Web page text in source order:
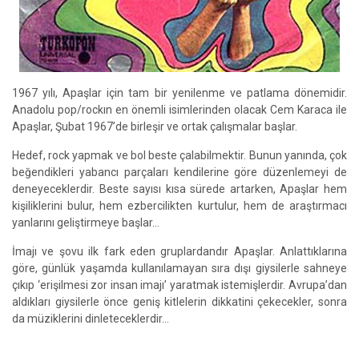
1967 yılı, Apaşlar için tam bir yenilenme ve patlama dönemidir.
Anadolu pop/rockın en önemli isimlerinden olacak Cem Karaca ile
Apaşlar, Şubat 1967’de birleşir ve ortak çalışmalar başlar.
Hedef, rock yapmak ve bol beste çalabilmektir. Bunun yanında, çok
beğendikleri yabancı parçaları kendilerine göre düzenlemeyi de
deneyeceklerdir. Beste sayısı kısa sürede artarken, Apaşlar hem
kişiliklerini bulur, hem ezbercilikten kurtulur, hem de araştırmacı
yanlarını geliştirmeye başlar…
İmajı ve şovu ilk fark eden gruplardandır Apaşlar. Anlattıklarına
göre, günlük yaşamda kullanılamayan sıra dışı giysilerle sahneye
çıkıp ‘erişilmesi zor insan imajı’ yaratmak istemişlerdir. Avrupa’dan
aldıkları giysilerle önce geniş kitlelerin dikkatini çekecekler, sonra
da müziklerini dinleteceklerdir…